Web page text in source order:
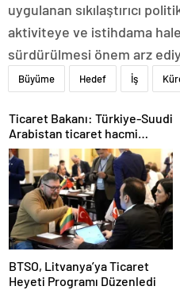
uygulanan sıkılaştırıcı
aktiviteye ve istihdama
sürdürülmesi önem arz
Büyüme Hedef İş
Ticaret Bakanı: Türkiye-Suudi
Arabistan ticaret hacmi
artacak
BTSO, Litvanya’ya Ticaret
Heyeti Programı Düzenledi